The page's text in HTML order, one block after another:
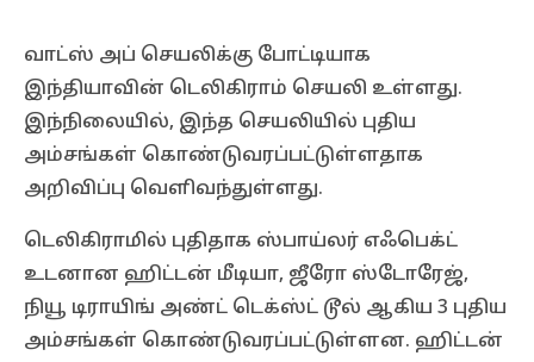
வாட்ஸ் அப் செயலிக்கு போட்டியாக
இந்தியாவின் டெலிகிராம் செயலி உள்ளது.
இந்நிலையில், இந்த செயலியில் புதிய
அம்சங்கள் கொண்டுவரப்பட்டுள்ளதாக
அறிவிப்பு வெளிவந்துள்ளது.
டெலிகிராமில் புதிதாக ஸ்பாய்லர் எஃபெக்ட்
உடனான ஹிட்டன் மீடியா, ஜீரோ ஸ்டோரேஜ்,
நியூ டிராயிங் அண்ட் டெக்ஸ்ட் டூல் ஆகிய 3 புதிய
அம்சங்கள் கொண்டுவரப்பட்டுள்ளன. ஹிட்டன்